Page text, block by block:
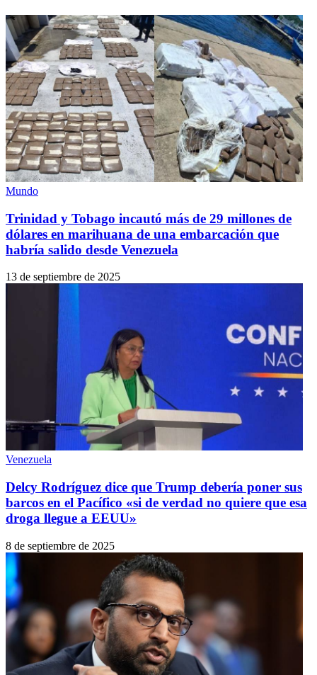
Mundo
Trinidad y Tobago incautó más de 29 millones de
dólares en marihuana de una embarcación que
habría salido desde Venezuela
13 de septiembre de 2025
Venezuela
Delcy Rodríguez dice que Trump debería poner sus
barcos en el Pacífico «si de verdad no quiere que esa
droga llegue a EEUU»
8 de septiembre de 2025